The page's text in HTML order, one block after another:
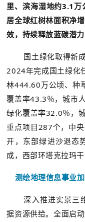
里、滨海湿地约3.1
居全球红树林面积净
效，持续释放蓝碳潜
国土绿化取得新
2024年完成国土绿化
林444.60万公顷、种
覆盖率43.3％，城市
绿化覆盖率32.0％，
重点项目287个，中
开，东部绿进沙退态
成，西部环塔克拉玛
测绘地理信息事业
深入推进实景三
据资源供给。全面启